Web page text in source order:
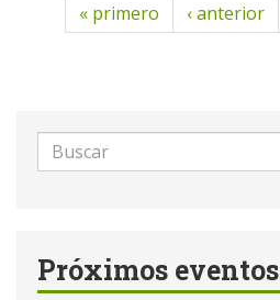
« primero ‹ anterior
Formulario
de
Próximos eventos